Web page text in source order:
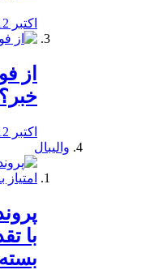
اکتبر 12, 2019
از
خبر؟
اکتبر 12, 2019
والیبال
با